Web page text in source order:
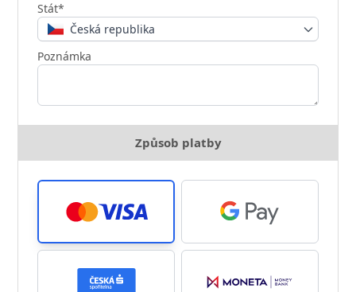
Stát*
Česká republika
Poznámka
Způsob platby